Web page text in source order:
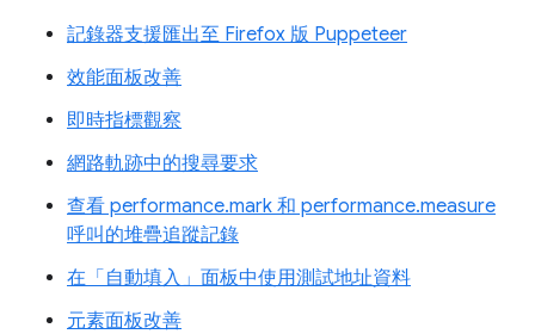
記錄器支援匯出至 Firefox 版 Puppeteer
效能面板改善
即時指標觀察
網路軌跡中的搜尋要求
查看 performance.mark 和 performance.measure
呼叫的堆疊追蹤記錄
在「自動填入」面板中使用測試地址資料
元素面板改善